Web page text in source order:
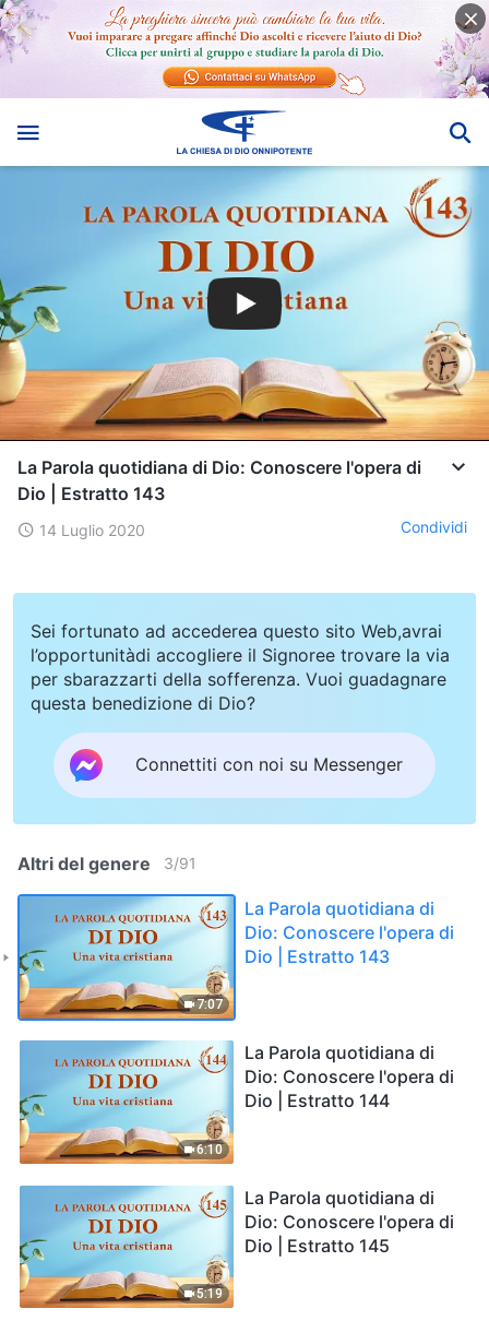
La Parola quotidiana di Dio: Conoscere l'opera di
Dio | Estratto 143
14 Luglio 2020 Condividi
Sei fortunato ad accederea questo sito Web,avrai
l’opportunitàdi accogliere il Signoree trovare la via
per sbarazzarti della sofferenza. Vuoi guadagnare
questa benedizione di Dio?
Connettiti con noi su Messenger
Altri del genere 3/91
7:07
La Parola quotidiana di
Dio: Conoscere l'opera di
Dio | Estratto 143
6:10
La Parola quotidiana di
Dio: Conoscere l'opera di
Dio | Estratto 144
5:19
La Parola quotidiana di
Dio: Conoscere l'opera di
Dio | Estratto 145